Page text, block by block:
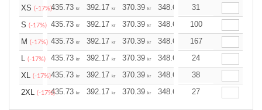
XS (-17%)435.73 kr 392.17 kr 370.39 kr 348.61 326.83
31
S (-17%) 435.73 kr 392.17 kr 370.39 kr 348.61 326.83
100
M (-17%) 435.73 kr 392.17 kr 370.39 kr 348.61 326.83
167
L (-17%) 435.73 kr 392.17 kr 370.39 kr 348.61 326.83
24
XL (-17%)435.73 kr 392.17 kr 370.39 kr 348.61 326.83
38
2XL (-17%)435.73 kr 392.17 kr 370.39 kr 348.61 326.83
27